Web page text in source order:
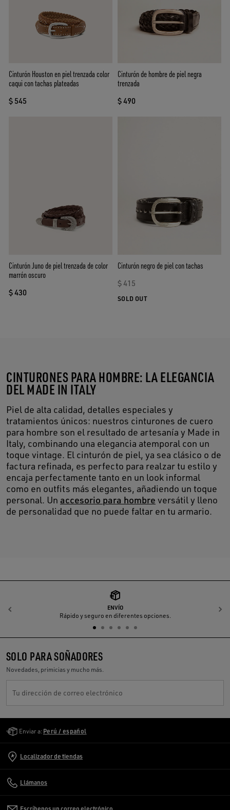
Cinturón Houston en piel trenzada color
caqui con tachas plateadas
$ 545
Cinturón de hombre de piel negra
trenzada
$ 490
Cinturón Juno de piel trenzada de color
marrón oscuro
$ 430
Cinturón negro de piel con tachas
$ 415
SOLD OUT
CINTURONES PARA HOMBRE: LA ELEGANCIA
DEL MADE IN ITALY
Piel de alta calidad, detalles especiales y
tratamientos únicos: nuestros cinturones de cuero
para hombre son el resultado de artesanía y Made in
Italy, combinando una elegancia atemporal con un
toque vintage. El cinturón de piel, ya sea clásico o de
factura refinada, es perfecto para realzar tu estilo y
encaja perfectamente tanto en un look informal
como en outfits más elegantes, añadiendo un toque
personal. Un accesorio para hombre versátil y lleno
de personalidad que no puede faltar en tu armario.
ENVÍO
Rápido y seguro en diferentes opciones.
Anterior
SOLO PARA SOÑADORES
Novedades, primicias y mucho más.
Tu dirección de correo electrónico
Enviar a: Perú / español
Localizador de tiendas
Llámanos